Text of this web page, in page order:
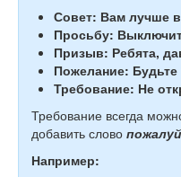
Совет: Вам лучше
Просьбу:
Призыв: Ребята,
Пожелание:
Требование: Не
Тре­бо­ва­ние все­гда
до­ба­вить слово
Например: